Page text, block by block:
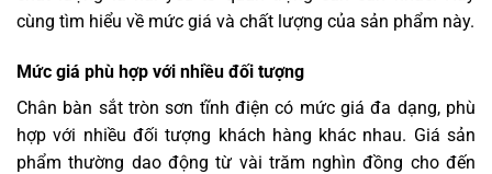
cùng tìm hiểu về mức giá và chất lượng của sản phẩm này.
Mức giá phù hợp với nhiều đối tượng
Chân bàn sắt tròn sơn tĩnh điện có mức giá đa dạng, phù
hợp với nhiều đối tượng khách hàng khác nhau. Giá sản
phẩm thường dao động từ vài trăm nghìn đồng cho đến